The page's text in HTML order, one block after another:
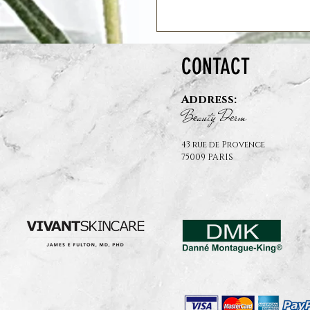
CONTACT
Address:
Beauty Derm
43 rue de Provence
75009 PARIS